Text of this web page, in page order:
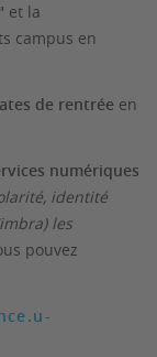
et la
campus en
de rentrée en
numériques
identité
les
pouvez